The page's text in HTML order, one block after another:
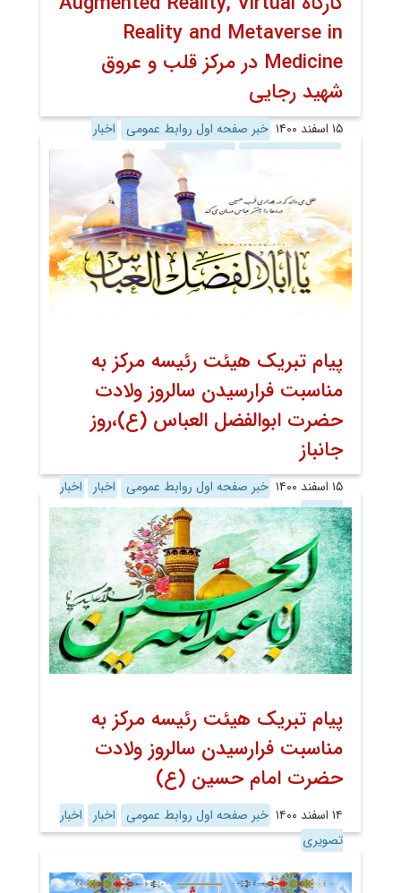
Reality and Metaverse in
Medicine در مرکز قلب و عروق
شهید رجایی
۱۵ اسفند ۱۴۰۰ خبر صفحه اول روابط عمومی اخبار
همایشها و سمینارها اخبار تصویری
پیام تبریک هیئت رئیسه مرکز به
مناسبت فرارسیدن سالروز ولادت
حضرت ابوالفضل العباس (ع)،روز
جانباز
۱۵ اسفند ۱۴۰۰ خبر صفحه اول روابط عمومی اخبار
اخبار
تصویری
پیام تبریک هیئت رئیسه مرکز به
مناسبت فرارسیدن سالروز ولادت
حضرت امام حسین (ع)
۱۴ اسفند ۱۴۰۰ خبر صفحه اول روابط عمومی اخبار
اخبار
تصویری